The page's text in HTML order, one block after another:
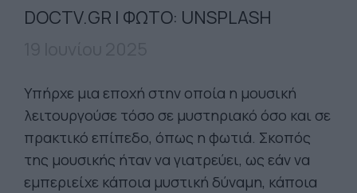
DOCTV.GR | ΦΩΤΟ: UNSPLASH
Υπήρχε μια εποχή στην οποία η μουσική
λειτουργούσε τόσο σε μυστηριακό όσο και σε
πρακτικό επίπεδο, όπως η φωτιά. Σκοπός
της μουσικής ήταν να γιατρεύει, ως εάν να
εμπεριείχε κάποια μυστική δύναμη, κάποια